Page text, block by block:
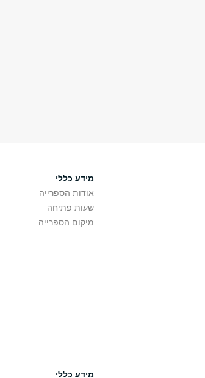
מידע כללי
אודות הספרייה
שעות פתיחה
מיקום הספרייה
מידע כללי